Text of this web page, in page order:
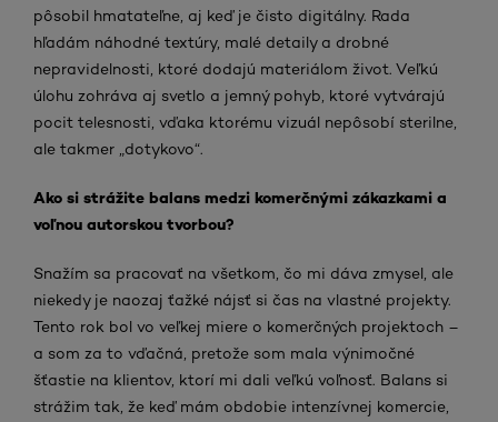
pôsobil hmatateľne, aj keď je čisto digitálny. Rada
hľadám náhodné textúry, malé detaily a drobné
nepravidelnosti, ktoré dodajú materiálom život. Veľkú
úlohu zohráva aj svetlo a jemný pohyb, ktoré vytvárajú
pocit telesnosti, vďaka ktorému vizuál nepôsobí sterilne,
ale takmer „dotykovo“.
Ako si strážite balans medzi komerčnými zákazkami a
voľnou autorskou tvorbou?
Snažím sa pracovať na všetkom, čo mi dáva zmysel, ale
niekedy je naozaj ťažké nájsť si čas na vlastné projekty.
Tento rok bol vo veľkej miere o komerčných projektoch –
a som za to vďačná, pretože som mala výnimočné
šťastie na klientov, ktorí mi dali veľkú voľnosť. Balans si
strážim tak, že keď mám obdobie intenzívnej komercie,